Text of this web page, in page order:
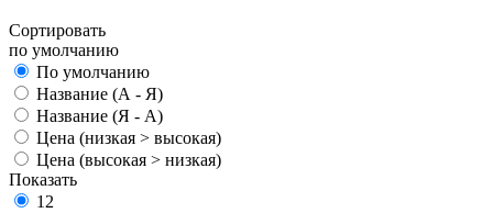
Сортировать
по умолчанию
По умолчанию
Название (А - Я)
Название (Я - А)
Цена (низкая > высокая)
Цена (высокая > низкая)
Показать
12